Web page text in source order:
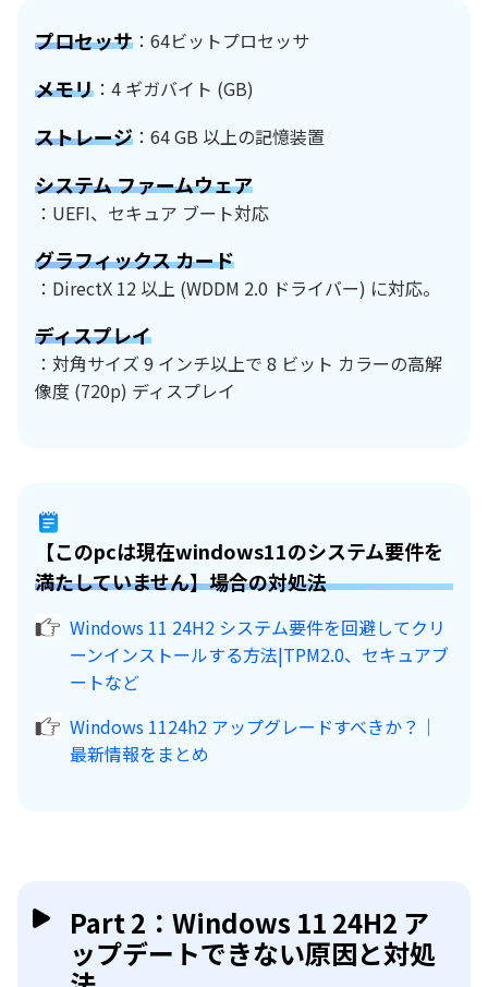
プロセッサ ：64ビットプロセッサ
メモリ ：4 ギガバイト (GB)
ストレージ ：64 GB 以上の記憶装置
システム ファームウェア
：UEFI、セキュア ブート対応
グラフィックス カード
：DirectX 12 以上 (WDDM 2.0 ドライバー) に対応。
ディスプレイ
：対角サイズ 9 インチ以上で 8 ビット カラーの高解
像度 (720p) ディスプレイ
【このpcは現在windows11のシステム要件を
満たしていません】場合の対処法
Windows 11 24H2 システム要件を回避してクリ
ーンインストールする方法|TPM2.0、セキュアブ
ートなど
Windows 1124h2 アップグレードすべきか？｜
最新情報をまとめ
Part 2：Windows 11 24H2 ア
ップデートできない原因と対処